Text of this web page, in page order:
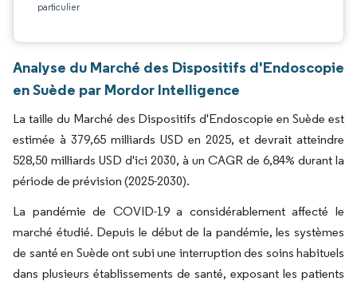
particulier
Analyse du Marché des Dispositifs d'Endoscopie
en Suède par Mordor Intelligence
La taille du Marché des Dispositifs d'Endoscopie en Suède est
estimée à 379,65 milliards USD en 2025, et devrait atteindre
528,50 milliards USD d'ici 2030, à un CAGR de 6,84% durant la
période de prévision (2025-2030).
La pandémie de COVID-19 a considérablement affecté le
marché étudié. Depuis le début de la pandémie, les systèmes
de santé en Suède ont subi une interruption des soins habituels
dans plusieurs établissements de santé, exposant les patients